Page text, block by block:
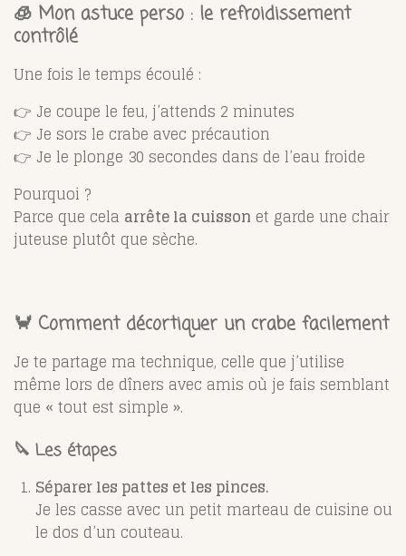
🧊 Mon astuce perso : le refroidissement
contrôlé
Une fois le temps écoulé :
👉 Je coupe le feu, j’attends 2 minutes
👉 Je sors le crabe avec précaution
👉 Je le plonge 30 secondes dans de l’eau froide
Pourquoi ?
Parce que cela arrête la cuisson et garde une chair
juteuse plutôt que sèche.
🦀 Comment décortiquer un crabe facilement
Je te partage ma technique, celle que j’utilise
même lors de dîners avec amis où je fais semblant
que « tout est simple ».
🔪 Les étapes
Séparer les pattes et les pinces.
Je les casse avec un petit marteau de cuisine ou
le dos d’un couteau.